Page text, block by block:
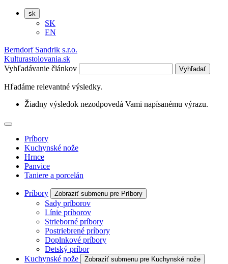
sk
SK
EN
Berndorf Sandrik s.r.o.
Kulturastolovania.sk
Vyhľadávanie článkov
Vyhľadať
Hľadáme relevantné výsledky.
Žiadny výsledok nezodpovedá Vami napísanému výrazu.
Príbory
Kuchynské nože
Hrnce
Panvice
Taniere a porcelán
Príbory Zobraziť submenu pre Príbory
Sady príborov
Línie príborov
Strieborné príbory
Postriebrené príbory
Doplnkové príbory
Detský príbor
Kuchynské nože
Zobraziť submenu pre Kuchynské nože